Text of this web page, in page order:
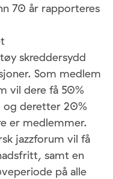
70 år rapporteres
skreddersydd
Som medlem
vil dere få 50%
deretter 20%
er medlemmer.
jazzforum vil få
samt en
på alle